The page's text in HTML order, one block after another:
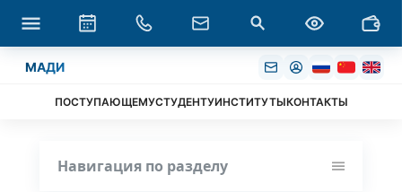
МАДИ
ПОСТУПАЮЩЕМУСТУДЕНТУИНСТИТУТЫКОНТАКТЫ
Навигация по разделу